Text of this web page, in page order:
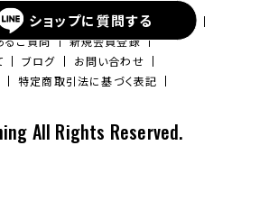
ショップに質問する
ラシックからのご挨拶
お知らせ一覧
るご質問
新規会員登録
ブログ
お問い合わせ
特定商取引法に基づく表記
All Rights Reserved.